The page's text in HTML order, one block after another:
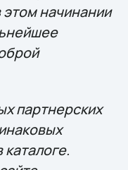
начинании
партнерских